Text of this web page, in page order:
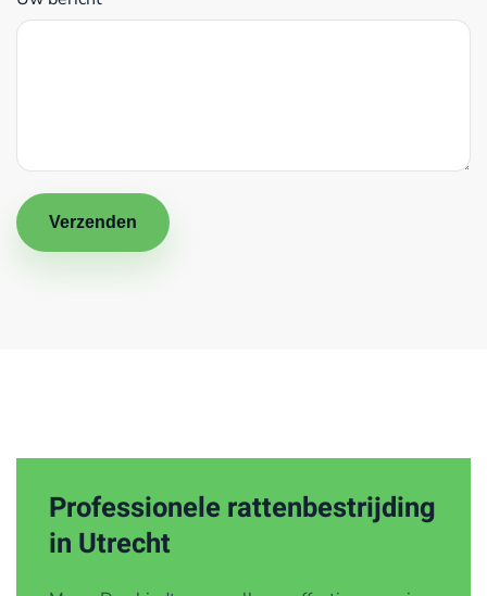
Verzenden
Professionele rattenbestrijding
in Utrecht